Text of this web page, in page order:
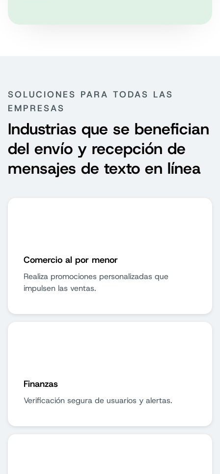
SOLUCIONES PARA TODAS LAS
EMPRESAS
Industrias que se benefician
del envío y recepción de
mensajes de texto en línea
Comercio al por menor
Realiza promociones personalizadas que
impulsen las ventas.
Finanzas
Verificación segura de usuarios y alertas.